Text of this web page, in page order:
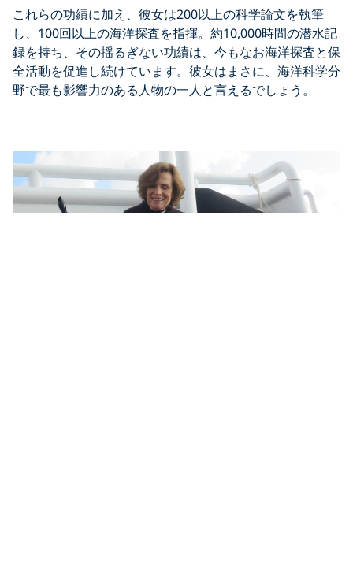
これらの功績に加え、彼女は200以上の科学論文を執筆
し、100回以上の海洋探査を指揮。約10,000時間の潜水記
録を持ち、その揺るぎない功績は、今もなお海洋探査と保
全活動を促進し続けています。彼女はまさに、海洋科学分
野で最も影響力のある人物の一人と言えるでしょう。